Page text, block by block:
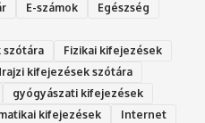
E-számok
Egészség
szótára
Fizikai kifejezések
kifejezések szótára
gyógyászati kifejezések
kifejezések
Internet